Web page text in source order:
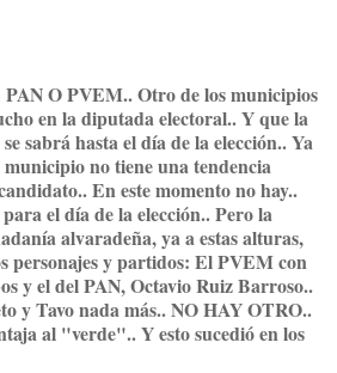
O PVEM.. Otro de los municipios
en la diputada electoral.. Y que la
sabrá hasta el día de la elección.. Ya
municipio no tiene una tendencia
En este momento no hay..
el día de la elección.. Pero la
alvaradeña, ya a estas alturas,
personajes y partidos: El PVEM con
y el del PAN, Octavio Ruiz Barroso..
y Tavo nada más.. NO HAY OTRO..
al "verde".. Y esto sucedió en los